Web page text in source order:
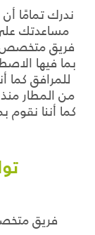
ندرك تمامًا
مساعدتك
فريق متخصص
بما فيها
للمرافق كما
من المطار
كما أننا
فريق